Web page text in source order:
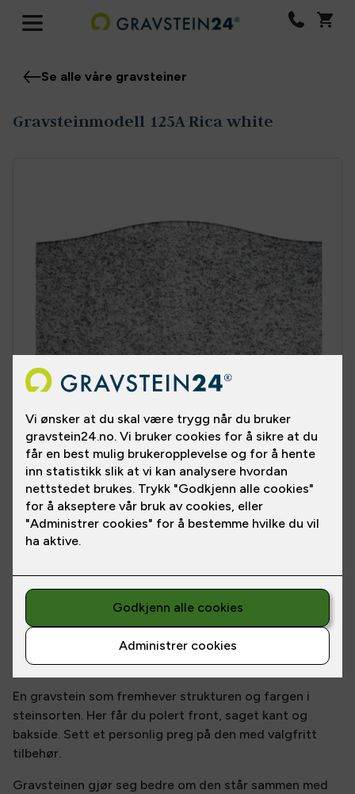
Se alle våre gravsteiner
Gravsteinmodell 125A Rica white
Se gravsteinen i en annen steintype
En gravstein som fremhever strukturen og fargen i
steinsorten. Her får du polert front, saget kant og
bakside. Sett et personlig preg på den med valgfritt
tilbehør.
Gravsteinen gjør seg bedre om den står sammen med